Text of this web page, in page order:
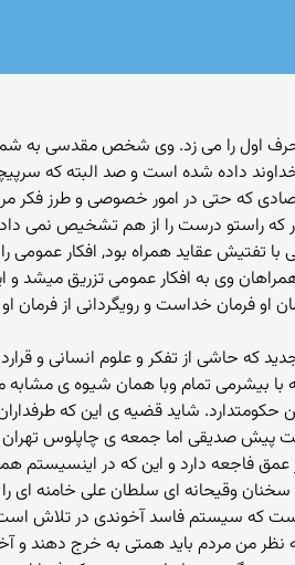
حرف اول را می زد. وی شخص مقدسی به
داده شده است و صد البته که
که حتی در امور خصوصی و طرز فکر
که راستو درست را از هم تشخیص
عقاید همراه بود, افکار عمومی را
وی به افکار عمومی تزریق میشد و
خداست و رویگردانی از فرمان او
حاشی از تفکر و علوم انسانی و
با بیشرمی تمام وبا همان شیوه
شاید قضیه ی این که
صدیقی اما جمعه ی چاپلوس تهران
فاجعه دارد و این که در اینسیستم
وقیحانه ای سلطان علی خامنه ای
که سیستم فاسد آخوندی در تلاش است
من مردم باید همتی به خرج دهند و